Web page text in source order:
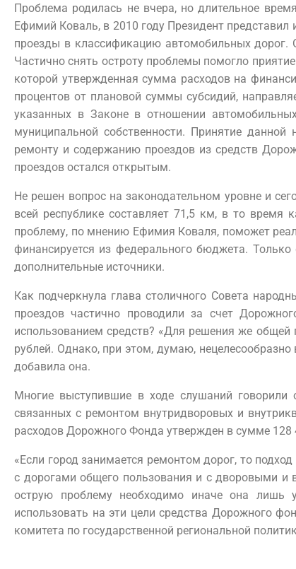
Проблема родилась не вчера, но длительное
Ефимий Коваль, в 2010 году Президент
проезды в классификацию автомобильных дорог.
Частично снять остроту проблемы помогло
которой утвержденная сумма расходов на
процентов от плановой суммы субсидий,
указанных в Законе в отношении
муниципальной собственности. Принятие
ремонту и содержанию проездов из средств
проездов остался открытым.
Не решен вопрос на законодательном уровне и
всей республике составляет 71,5 км, в то
проблему, по мнению Ефимия Коваля, поможет
финансируется из федерального бюджета.
дополнительные источники.
Как подчеркнула глава столичного Совета
проездов частично проводили за счет
использованием средств? «Для решения же
рублей. Однако, при этом, думаю,
добавила она.
Многие выступившие в ходе слушаний
связанных с ремонтом внутридворовых и
расходов Дорожного Фонда утвержден в сумме 128
«Если город занимается ремонтом дорог, то
с дорогами общего пользования и с дворовыми и
острую проблему необходимо иначе она лишь
использовать на эти цели средства Дорожного
комитета по государственной региональной